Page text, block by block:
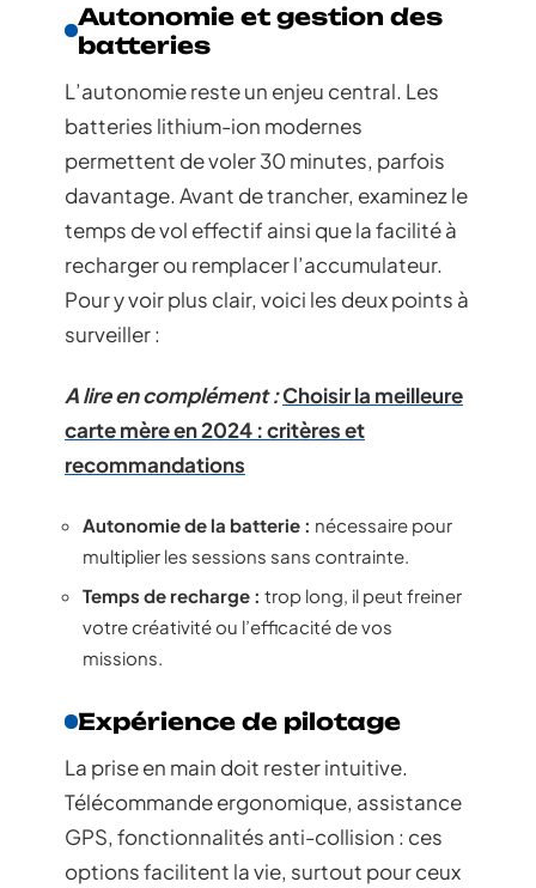
Autonomie et gestion des
batteries
L’autonomie reste un enjeu central. Les
batteries lithium-ion modernes
permettent de voler 30 minutes, parfois
davantage. Avant de trancher, examinez le
temps de vol effectif ainsi que la facilité à
recharger ou remplacer l’accumulateur.
Pour y voir plus clair, voici les deux points à
surveiller :
A lire en complément :Choisir la meilleure
carte mère en 2024 : critères et
recommandations
Autonomie de la batterie : nécessaire pour
multiplier les sessions sans contrainte.
Temps de recharge : trop long, il peut freiner
votre créativité ou l’efficacité de vos
missions.
Expérience de pilotage
La prise en main doit rester intuitive.
Télécommande ergonomique, assistance
GPS, fonctionnalités anti-collision : ces
options facilitent la vie, surtout pour ceux